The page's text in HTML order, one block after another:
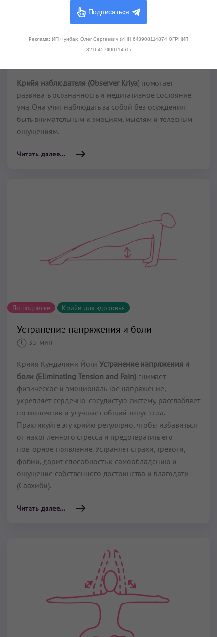
Крийи для Вишуддхи
Крийя наблюдателя
Крийя наблюдателя (Observer Kriya) помогает
развивать осознанность и медитативное состояние
ума. Она учит наблюдать за собой без осуждения,
быть внимательным к эмоциям, мыслям и телесным
ощущениям.
Читать далее...
По подписке Крийи для здоровья
Устранение напряжения и боли
35 мин
Крийя Кундалини Йоги Устранение напряжения и
боли (Eliminating Tension and Pain) снимает
физическое и эмоциональное напряжение,
укрепляет сердечно-сосудистую систему, расслабляет
позвоночник и улучшает общий тонус тела.
Практикуйте эту крийю регулярно, чтобы избавиться
от накопленного стресса и предотвратить его
повторное появление. Устраняет страхи, тревоги,
фобии, дарит способность к самообладанию и
ощущение собственного достоинства и благодати
(Саахиби).
Читать далее...
Подписаться
Реклама: ИП Фунбаю Олег Сергеевич (ИНН 643908114874 ОГРНИП
321645700011461)